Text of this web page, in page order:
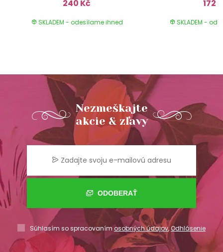
240 Kč
SKLADEM - odesílame ihned
172
SKLADEM -
Nezmeškajte
akcie & zľavy
ODOBERAŤ
Súhlasím so spracovaním osobných údajov,Odhlásenie